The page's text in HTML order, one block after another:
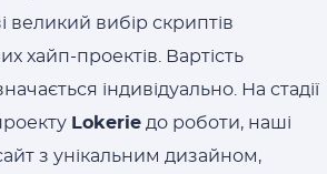
великий вибір скриптів
хайп-проектів. Вартість
індивідуально. На стадії
Lokerie до роботи, наші
з унікальним дизайном,